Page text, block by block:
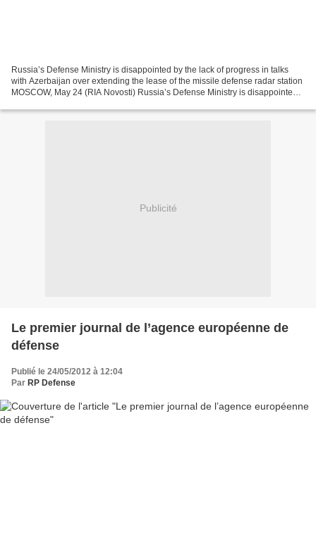
Russia’s Defense Ministry is disappointed by the lack of progress in talks
with Azerbaijan over extending the lease of the missile defense radar station
MOSCOW, May 24 (RIA Novosti) Russia’s Defense Ministry is disappointed
Publicité
Le premier journal de l’agence européenne de
défense
Publié le 24/05/2012 à 12:04
Par RP Defense